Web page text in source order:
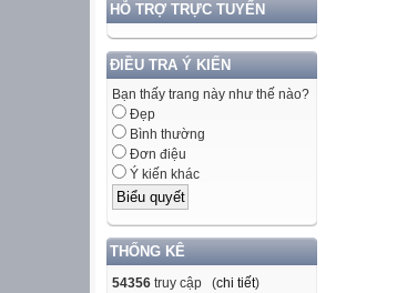
HỖ TRỢ TRỰC TUYẾN
ĐIỀU TRA Ý KIẾN
Bạn thấy trang này như thế nào?
Đẹp
Bình thường
Đơn điệu
Ý kiến khác
THỐNG KÊ
54356 truy cập (chi tiết)